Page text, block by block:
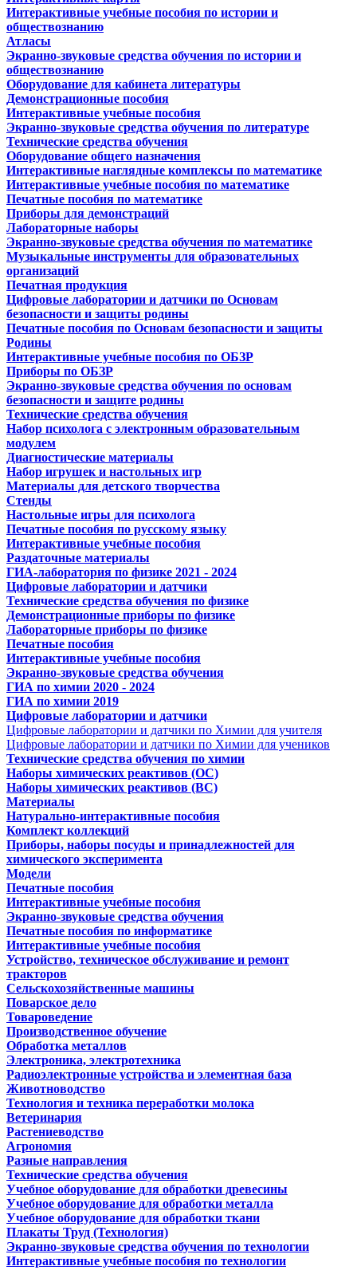
Интерактивные учебные пособия по истории и
обществознанию
Атласы
Экранно-звуковые средства обучения по истории и
обществознанию
Оборудование для кабинета литературы
Демонстрационные пособия
Интерактивные учебные пособия
Экранно-звуковые средства обучения по литературе
Технические средства обучения
Оборудование общего назначения
Интерактивные наглядные комплексы по математике
Интерактивные учебные пособия по математике
Печатные пособия по математике
Приборы для демонстраций
Лабораторные наборы
Экранно-звуковые средства обучения по математике
Музыкальные инструменты для образовательных
организаций
Печатная продукция
Цифровые лаборатории и датчики по Основам
безопасности и защиты родины
Печатные пособия по Основам безопасности и защиты
Родины
Интерактивные учебные пособия по ОБЗР
Приборы по ОБЗР
Экранно-звуковые средства обучения по основам
безопасности и защите родины
Технические средства обучения
Набор психолога с электронным образовательным
модулем
Диагностические материалы
Набор игрушек и настольных игр
Материалы для детского творчества
Стенды
Настольные игры для психолога
Печатные пособия по русскому языку
Интерактивные учебные пособия
Раздаточные материалы
ГИА-лаборатория по физике 2021 - 2024
Цифровые лаборатории и датчики
Технические средства обучения по физике
Демонстрационные приборы по физике
Лабораторные приборы по физике
Печатные пособия
Интерактивные учебные пособия
Экранно-звуковые средства обучения
ГИА по химии 2020 - 2024
ГИА по химии 2019
Цифровые лаборатории и датчики
Цифровые лаборатории и датчики по Химии для учителя
Цифровые лаборатории и датчики по Химии для учеников
Технические средства обучения по химии
Наборы химических реактивов (ОС)
Наборы химических реактивов (ВС)
Материалы
Натурально-интерактивные пособия
Комплект коллекций
Приборы, наборы посуды и принадлежностей для
химического эксперимента
Модели
Печатные пособия
Интерактивные учебные пособия
Экранно-звуковые средства обучения
Печатные пособия по информатике
Интерактивные учебные пособия
Устройство, техническое обслуживание и ремонт
тракторов
Сельскохозяйственные машины
Поварское дело
Товароведение
Производственное обучение
Обработка металлов
Электроника, электротехника
Радиоэлектронные устройства и элементная база
Животноводство
Технология и техника переработки молока
Ветеринария
Растениеводство
Агрономия
Разные направления
Технические средства обучения
Учебное оборудование для обработки древесины
Учебное оборудование для обработки металла
Учебное оборудование для обработки ткани
Плакаты Труд (Технология)
Экранно-звуковые средства обучения по технологии
Интерактивные учебные пособия по технологии